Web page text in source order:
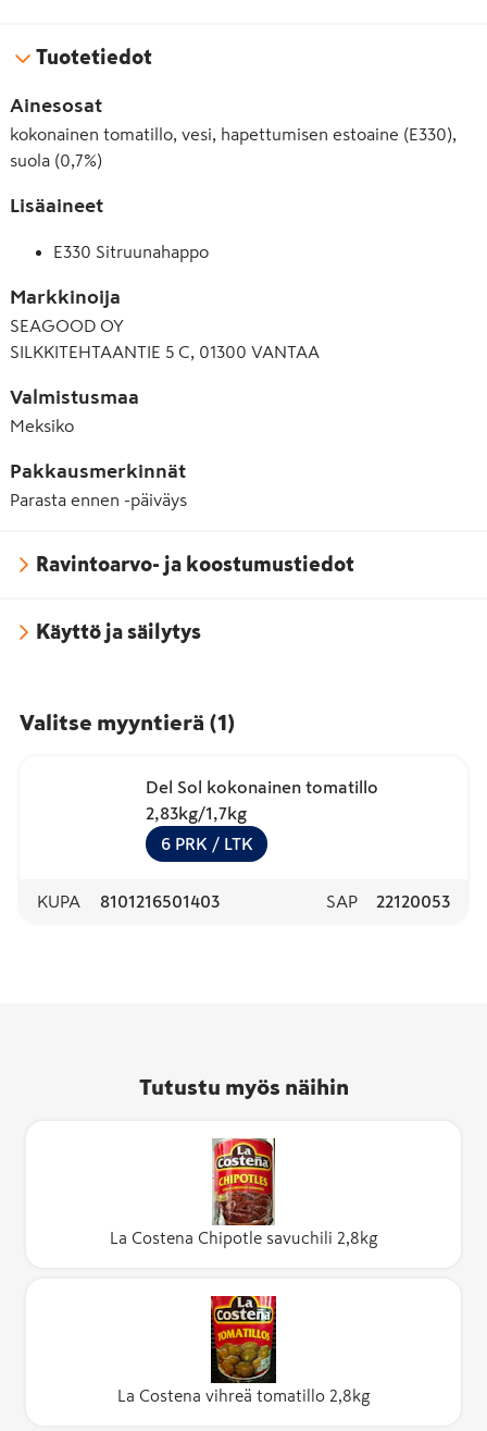
Tuotetiedot
Ainesosat
kokonainen tomatillo, vesi, hapettumisen estoaine (E330),
suola (0,7%)
Lisäaineet
E330 Sitruunahappo
Markkinoija
SEAGOOD OY
SILKKITEHTAANTIE 5 C, 01300 VANTAA
Valmistusmaa
Meksiko
Pakkausmerkinnät
Parasta ennen -päiväys
Ravintoarvo- ja koostumustiedot
Käyttö ja säilytys
Valitse myyntierä (1)
Del Sol kokonainen tomatillo
2,83kg/1,7kg
6 PRK / LTK
KUPA 8101216501403 SAP 22120053
Tutustu myös näihin
La Costena Chipotle savuchili 2,8kg
La Costena vihreä tomatillo 2,8kg